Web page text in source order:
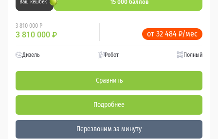
Ваш кешбек 15 000 баллов
3 810 000 ₽
3 810 000 ₽ от 32 484 ₽/мес
Дизель Робот Полный
Сравнить
Подробнее
Перезвоним за минуту